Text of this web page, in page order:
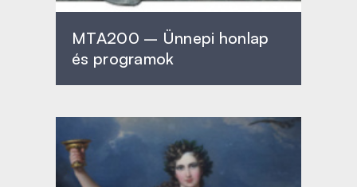
MTA200 – Ünnepi honlap
és programok